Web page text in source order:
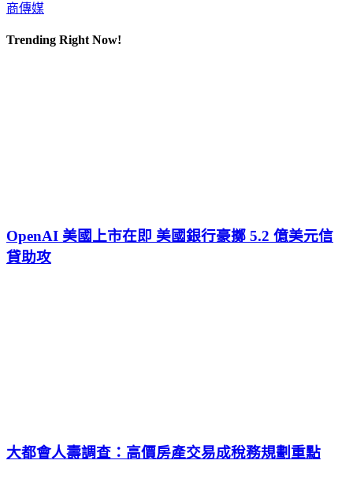
商傳媒
Trending Right Now!
OpenAI 美國上市在即 美國銀行豪擲 5.2 億美元信
貸助攻
大都會人壽調查：高價房產交易成稅務規劃重點